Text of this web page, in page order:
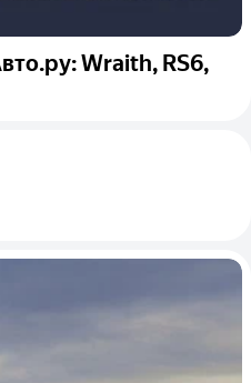
Wraith, RS6,